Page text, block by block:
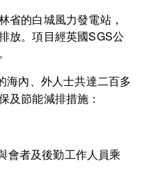
省的白城風力發電站，
放。項目經英國SGS公
海內、外人士共達二百多
及節能減排措施：
會者及後勤工作人員乘